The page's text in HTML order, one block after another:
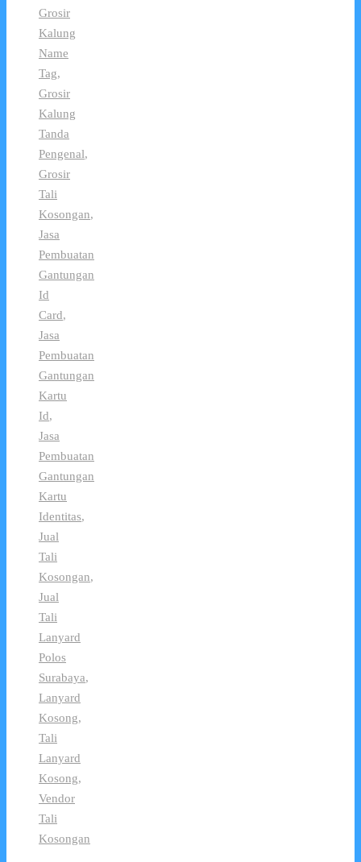
Grosir
Kalung
Name
Tag,
Grosir
Kalung
Tanda
Pengenal,
Grosir
Tali
Kosongan,
Jasa
Pembuatan
Gantungan
Id
Card,
Jasa
Pembuatan
Gantungan
Kartu
Id,
Jasa
Pembuatan
Gantungan
Kartu
Identitas,
Jual
Tali
Kosongan,
Jual
Tali
Lanyard
Polos
Surabaya,
Lanyard
Kosong,
Tali
Lanyard
Kosong,
Vendor
Tali
Kosongan